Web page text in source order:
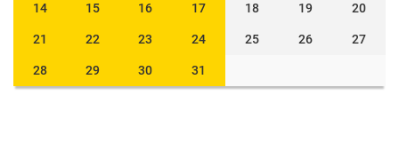
14 15 16 17 18 19 20
21 22 23 24 25 26 27
28 29 30 31